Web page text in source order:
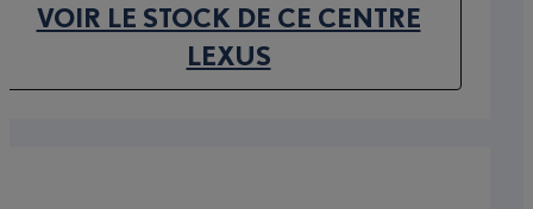
VOIR LE STOCK DE CE CENTRE
LEXUS(OPENS IN NEW TAB)